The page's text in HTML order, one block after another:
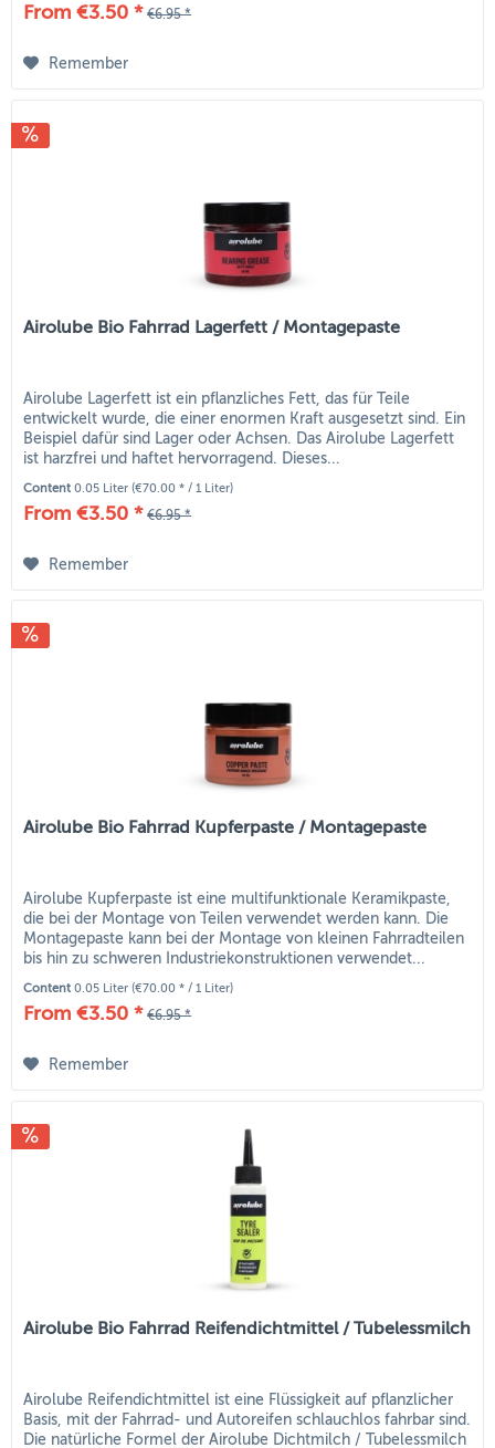
From €3.50 * €6.95 *
Remember
Airolube Bio Fahrrad Lagerfett / Montagepaste
Airolube Lagerfett ist ein pflanzliches Fett, das für Teile
entwickelt wurde, die einer enormen Kraft ausgesetzt sind. Ein
Beispiel dafür sind Lager oder Achsen. Das Airolube Lagerfett
ist harzfrei und haftet hervorragend. Dieses...
Content0.05 Liter(€70.00 * / 1 Liter)
From €3.50 * €6.95 *
Remember
Airolube Bio Fahrrad Kupferpaste / Montagepaste
Airolube Kupferpaste ist eine multifunktionale Keramikpaste,
die bei der Montage von Teilen verwendet werden kann. Die
Montagepaste kann bei der Montage von kleinen Fahrradteilen
bis hin zu schweren Industriekonstruktionen verwendet...
Content0.05 Liter(€70.00 * / 1 Liter)
From €3.50 * €6.95 *
Remember
Airolube Bio Fahrrad Reifendichtmittel / Tubelessmilch
Airolube Reifendichtmittel ist eine Flüssigkeit auf pflanzlicher
Basis, mit der Fahrrad- und Autoreifen schlauchlos fahrbar sind.
Die natürliche Formel der Airolube Dichtmilch / Tubelessmilch